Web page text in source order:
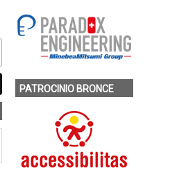
PATROCINIO BRONCE